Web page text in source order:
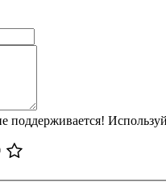
поддерживается!